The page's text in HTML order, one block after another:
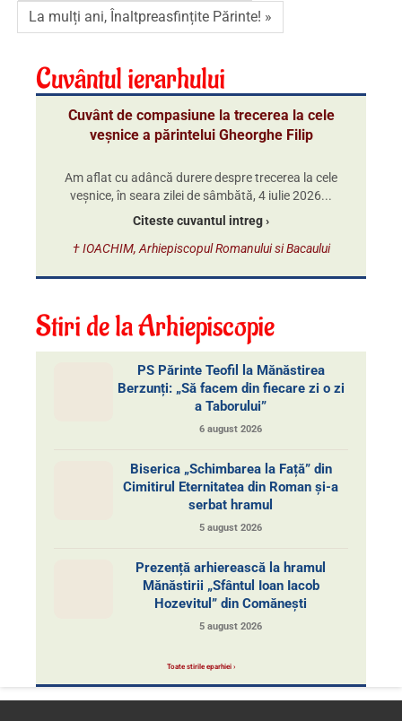
La mulți ani, Înaltpreasfințite Părinte! »
Cuvântul ierarhului
Cuvânt de compasiune la trecerea la cele
veșnice a părintelui Gheorghe Filip
Am aflat cu adâncă durere despre trecerea la cele
veșnice, în seara zilei de sâmbătă, 4 iulie 2026...
Citeste cuvantul intreg ›
† IOACHIM, Arhiepiscopul Romanului si Bacaului
Stiri de la Arhiepiscopie
PS Părinte Teofil la Mănăstirea
Berzunți: „Să facem din fiecare zi o zi
a Taborului”
6 august 2026
Biserica „Schimbarea la Față” din
Cimitirul Eternitatea din Roman și-a
serbat hramul
5 august 2026
Prezență arhierească la hramul
Mănăstirii „Sfântul Ioan Iacob
Hozevitul” din Comănești
5 august 2026
Toate stirile eparhiei ›